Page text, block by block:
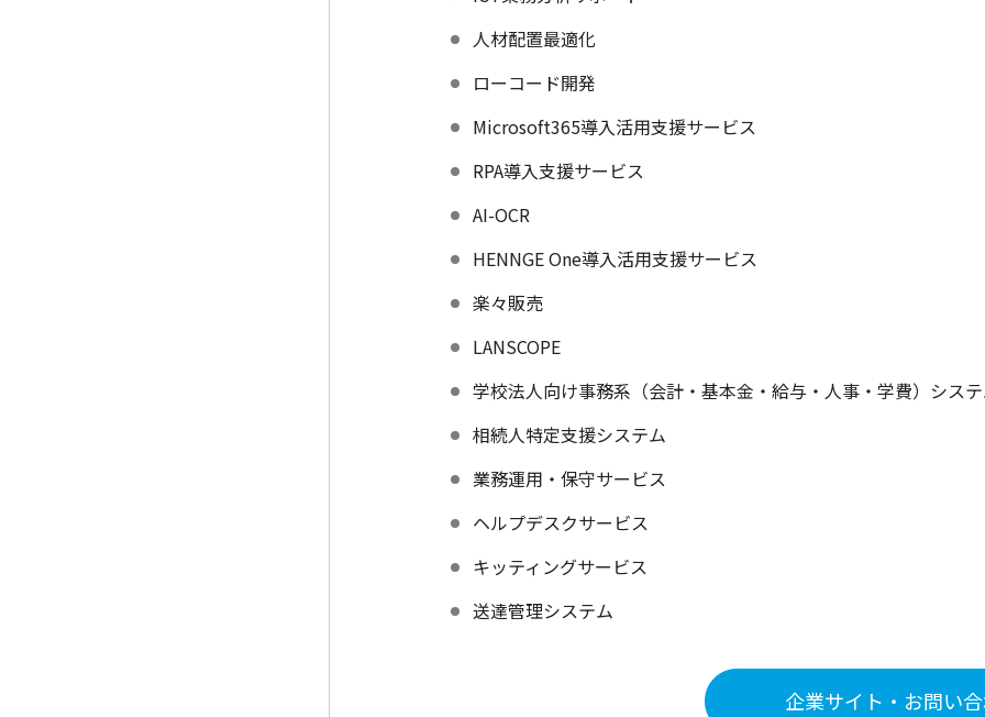
人材配置最適化
ローコード開発
Microsoft365導入活用支援サービス
RPA導入支援サービス
AI-OCR
HENNGE One導入活用支援サービス
楽々販売
LANSCOPE
学校法人向け事務系（会計・基本金・給与・人事・学費）シス
相続人特定支援システム
業務運用・保守サービス
ヘルプデスクサービス
キッティングサービス
送達管理システム
企業サイト・お問い